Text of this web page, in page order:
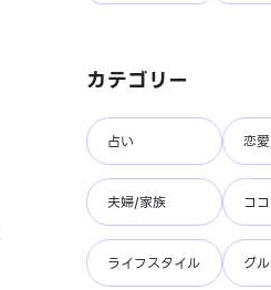
カテゴリー
占い 恋
夫婦/家族 コ
ライフスタイル グ